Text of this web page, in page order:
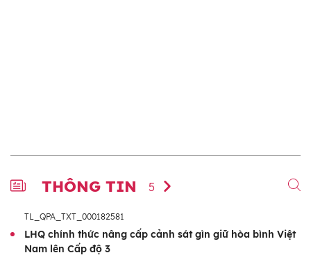
THÔNG TIN 5
TL_QPA_TXT_000182581
LHQ chính thức nâng cấp cảnh sát gìn giữ hòa bình Việt
Nam lên Cấp độ 3